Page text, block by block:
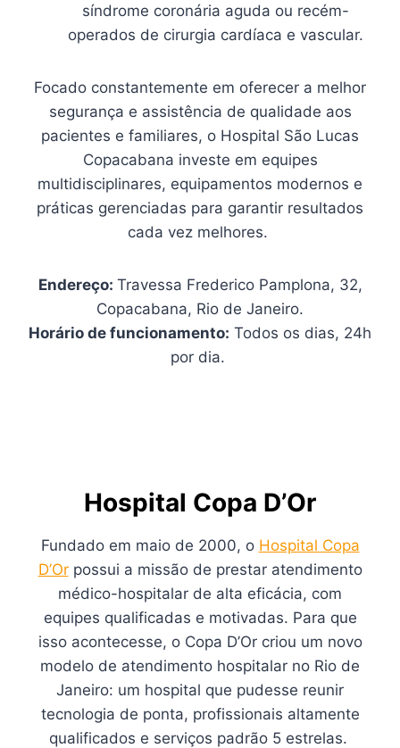
síndrome coronária aguda ou recém-
operados de cirurgia cardíaca e vascular.
Focado constantemente em oferecer a melhor
segurança e assistência de qualidade aos
pacientes e familiares, o Hospital São Lucas
Copacabana investe em equipes
multidisciplinares, equipamentos modernos e
práticas gerenciadas para garantir resultados
cada vez melhores.
Endereço: Travessa Frederico Pamplona, 32,
Copacabana, Rio de Janeiro.
Horário de funcionamento: Todos os dias, 24h
por dia.
Hospital Copa D’Or
Fundado em maio de 2000, o Hospital Copa
D’Orpossui a missão de prestar atendimento
médico-hospitalar de alta eficácia, com
equipes qualificadas e motivadas. Para que
isso acontecesse, o Copa D’Or criou um novo
modelo de atendimento hospitalar no Rio de
Janeiro: um hospital que pudesse reunir
tecnologia de ponta, profissionais altamente
qualificados e serviços padrão 5 estrelas.